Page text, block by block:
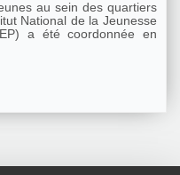
au sein des quartiers
a été coordonnée en